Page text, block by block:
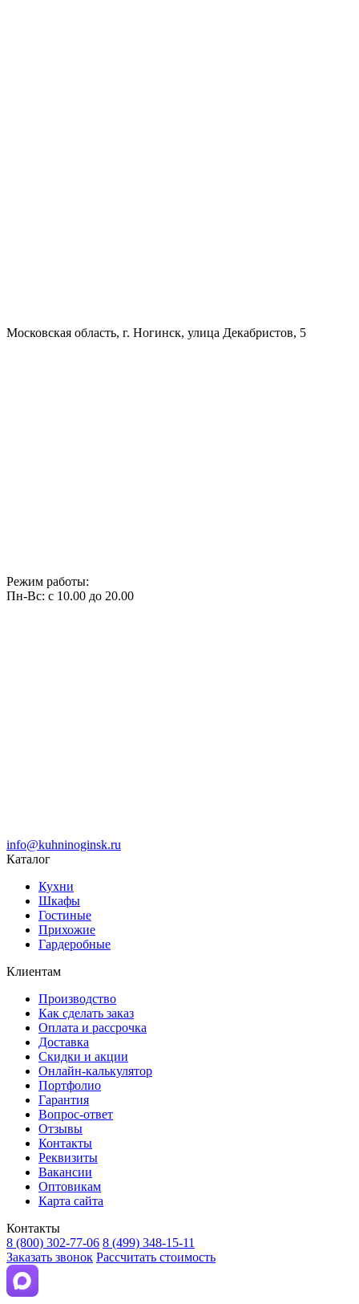
Московская область, г. Ногинск, улица Декабристов, 5
Режим работы:
Пн-Вс: с 10.00 до 20.00
info@kuhninoginsk.ru
Каталог
Кухни
Шкафы
Гостиные
Прихожие
Гардеробные
Клиентам
Производство
Как сделать заказ
Оплата и рассрочка
Доставка
Скидки и акции
Онлайн-калькулятор
Портфолио
Гарантия
Вопрос-ответ
Отзывы
Контакты
Реквизиты
Вакансии
Оптовикам
Карта сайта
Контакты
8 (800) 302-77-06 8 (499) 348-15-11
Заказать звонок Рассчитать стоимость